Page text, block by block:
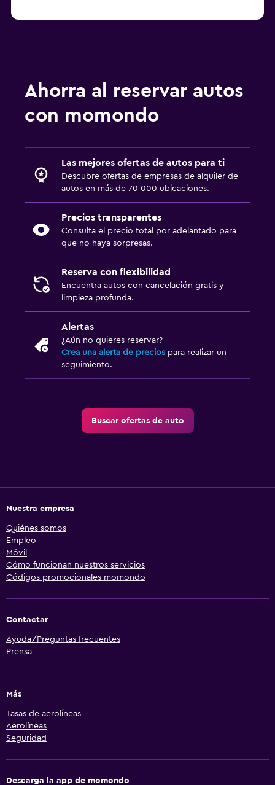
Ahorra al reservar autos
con momondo
Las mejores ofertas de autos para ti
Descubre ofertas de empresas de alquiler de
autos en más de 70 000 ubicaciones.
Precios transparentes
Consulta el precio total por adelantado para
que no haya sorpresas.
Reserva con flexibilidad
Encuentra autos con cancelación gratis y
limpieza profunda.
Alertas
¿Aún no quieres reservar?
Crea una alerta de precios para realizar un
seguimiento.
Buscar ofertas de auto
Nuestra empresa
Quiénes somos
Empleo
Móvil
Cómo funcionan nuestros servicios
Códigos promocionales momondo
Contactar
Ayuda/Preguntas frecuentes
Prensa
Más
Tasas de aerolíneas
Aerolíneas
Seguridad
Descarga la app de momondo